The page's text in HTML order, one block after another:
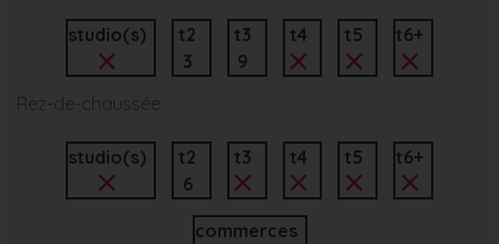
studio(s)
t2
3
t3
9
t4 t5 t6+
Rez-de-chaussée
studio(s)
t2
6
t3 t4 t5 t6+
commerces